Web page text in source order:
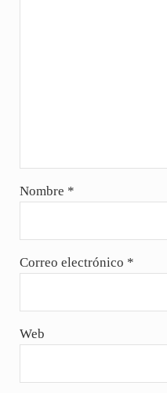
Nombre *
Correo electrónico *
Web